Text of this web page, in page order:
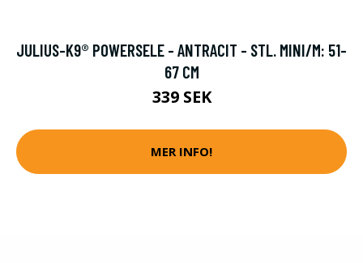
JULIUS-K9® POWERSELE - ANTRACIT - STL. MINI/M: 51-
67 CM
339 SEK
MER INFO!